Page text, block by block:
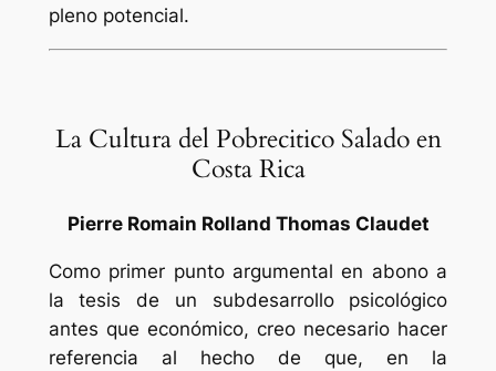
pleno potencial.
La Cultura del Pobrecitico Salado en
Costa Rica
Pierre Romain Rolland Thomas Claudet
Como primer punto argumental en abono a
la tesis de un subdesarrollo psicológico
antes que económico, creo necesario hacer
referencia al hecho de que, en la